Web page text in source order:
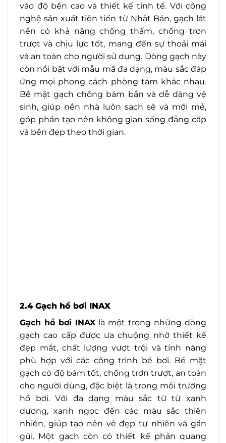
vào độ bền cao và thiết kế tinh tế. Với công
nghệ sản xuất tiên tiến từ Nhật Bản, gạch lát
nền có khả năng chống thấm, chống trơn
trượt và chịu lực tốt, mang đến sự thoải mái
và an toàn cho người sử dụng. Dòng gạch này
còn nổi bật với mẫu mã đa dạng, màu sắc đáp
ứng mọi phong cách phòng tắm khác nhau.
Bề mặt gạch chống bám bẩn và dễ dàng vệ
sinh, giúp nền nhà luôn sạch sẽ và mới mẻ,
góp phần tạo nên không gian sống đẳng cấp
và bền đẹp theo thời gian.
2.4 Gạch hồ bơi INAX
Gạch hồ bơi INAXlà một trong những dòng
gạch cao cấp được ưa chuộng nhờ thiết kế
đẹp mắt, chất lượng vượt trội và tính năng
phù hợp với các công trình bể bơi. Bề mặt
gạch có độ bám tốt, chống trơn trượt, an toàn
cho người dùng, đặc biệt là trong môi trường
hồ bơi. Với đa dạng màu sắc từ từ xanh
dương, xanh ngọc đến các màu sắc thiên
nhiên, giúp tạo nên vẻ đẹp tự nhiên và gần
gũi. Một gạch còn có thiết kế phản quang